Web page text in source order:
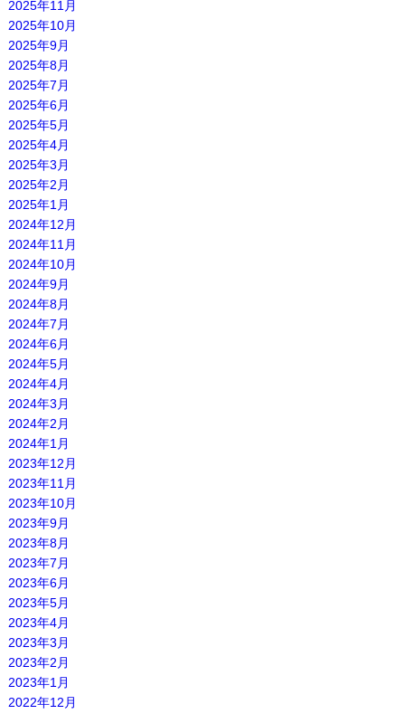
2025年11月
2025年10月
2025年9月
2025年8月
2025年7月
2025年6月
2025年5月
2025年4月
2025年3月
2025年2月
2025年1月
2024年12月
2024年11月
2024年10月
2024年9月
2024年8月
2024年7月
2024年6月
2024年5月
2024年4月
2024年3月
2024年2月
2024年1月
2023年12月
2023年11月
2023年10月
2023年9月
2023年8月
2023年7月
2023年6月
2023年5月
2023年4月
2023年3月
2023年2月
2023年1月
2022年12月